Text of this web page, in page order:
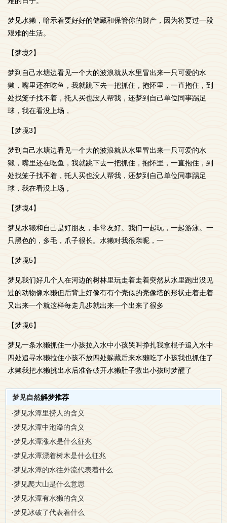
梦见水獭，暗示着要好好的储藏和保管你的财产，因为将要过一段
艰难的生活。
【梦境2】
梦到自己水塘边看见一个大的波浪就从水里冒出来一只可爱的水
獭，嘴里还在吃鱼，我就跳下去一把抓住，抱怀里，一直抱住，到
处找笼子找不着，托人买也没人帮我，还梦到自己单位同事踢足
球，我在看没上场，
【梦境3】
梦到自己水塘边看见一个大的波浪就从水里冒出来一只可爱的水
獭，嘴里还在吃鱼，我就跳下去一把抓住，抱怀里，一直抱住，到
处找笼子找不着，托人买也没人帮我，还梦到自己单位同事踢足
球，我在看没上场，
【梦境4】
梦见水獭和自己是好朋友，非常友好。我们一起玩，一起游泳。一
只黑色的，多毛，爪子很长。水獭对我很亲昵，一
【梦境5】
梦见我们好几个人在河边的树林里玩走着走着突然从水里跑出没见
过的动物像水獭但后背上好像有有个壳似的壳像塔的形状走着走着
又出来一个就这样每走几步就出来一个出来了很多
【梦境6】
梦见一条水獭抓住一小孩拉入水中小孩哭叫挣扎我拿棍子追入水中
四处追寻水獭拉住小孩不放四处躲藏后来水獭吃了小孩我也抓住了
水獭我把水獭挑出水后准备破开水獭肚子救出小孩时梦醒了
梦见自然解梦推荐
·梦见水潭里捞人的含义
·梦见水潭中泡澡的含义
·梦见水潭涨水是什么征兆
·梦见水潭漂着树木是什么征兆
·梦见水潭的水往外流代表着什么
·梦见爬大山是什么意思
·梦见水潭有水獭的含义
·梦见冰破了代表着什么